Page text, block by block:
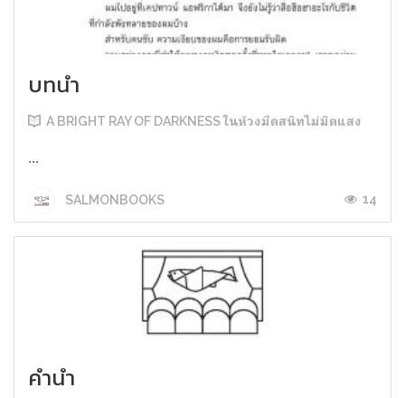
บทนำ
A BRIGHT RAY OF DARKNESS ในห้วงมืดสนิทไม่มิดแสง
...
SALMONBOOKS 14
คำนำ